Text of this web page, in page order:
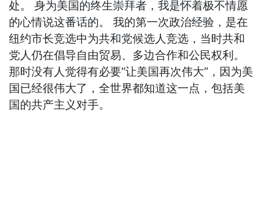
处。 身为美国的终生崇拜者，我是怀着极不情愿
的心情说这番话的。 我的第一次政治经验，是在
纽约市长竞选中为共和党候选人竞选，当时共和
党人仍在倡导自由贸易、多边合作和公民权利。
那时没有人觉得有必要“让美国再次伟大”，因为美
国已经很伟大了，全世界都知道这一点，包括美
国的共产主义对手。